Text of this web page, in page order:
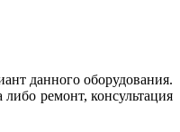
данного оборудования.
ремонт, консультация